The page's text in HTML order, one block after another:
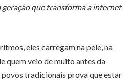
que transforma a internet
eles carregam na pele, na
quem veio de muito antes da
tradicionais prova que estar